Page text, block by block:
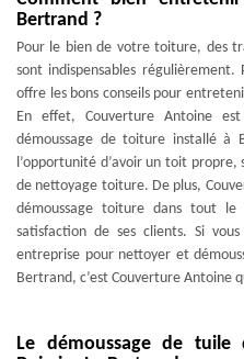
Bertrand ?
Pour le bien de votre toiture, des
sont indispensables
offre les bons conseils pour
En effet, Couverture Antoine
démoussage de toiture installé à
l’opportunité d’avoir un toit
de nettoyage toiture. De plus,
démoussage toiture dans tout le
satisfaction de ses clients. Si
entreprise pour nettoyer et
Bertrand, c’est Couverture Antoine
Le démoussage de